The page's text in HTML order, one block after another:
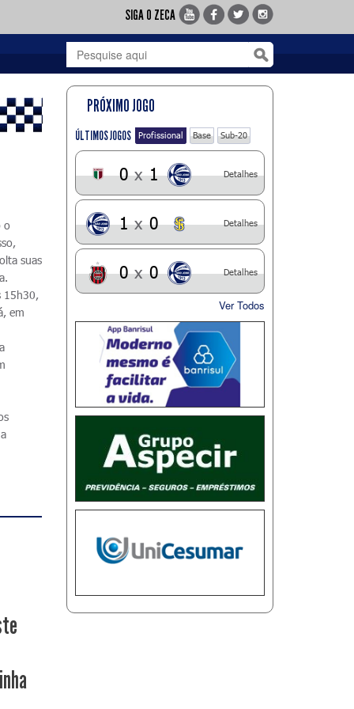
SIGA O ZECA
o
suas
15h30,
em
PRÓXIMO JOGO
ÚLTIMOS JOGOS Profissional Base Sub-20
0 x 1 Detalhes
1 x 0 Detalhes
0 x 0 Detalhes
Ver Todos